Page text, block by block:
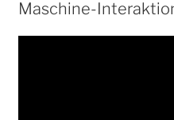
Maschine-